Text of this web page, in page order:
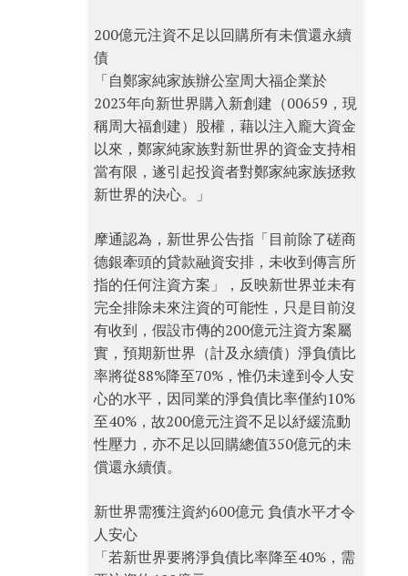
200億元注資不足以回購所有未償還永續
債
「自鄭家純家族辦公室周大福企業於
2023年向新世界購入新創建（00659，現
稱周大福創建）股權，藉以注入龐大資金
以來，鄭家純家族對新世界的資金支持相
當有限，遂引起投資者對鄭家純家族拯救
新世界的決心。」
摩通認為，新世界公告指「目前除了磋商
德銀牽頭的貸款融資安排，未收到傳言所
指的任何注資方案」，反映新世界並未有
完全排除未來注資的可能性，只是目前沒
有收到，假設市傳的200億元注資方案屬
實，預期新世界（計及永續債）淨負債比
率將從88%降至70%，惟仍未達到令人安
心的水平，因同業的淨負債比率僅約10%
至40%，故200億元注資不足以紓緩流動
性壓力，亦不足以回購總值350億元的未
償還永續債。
新世界需獲注資約600億元 負債水平才令
人安心
「若新世界要將淨負債比率降至40%，需